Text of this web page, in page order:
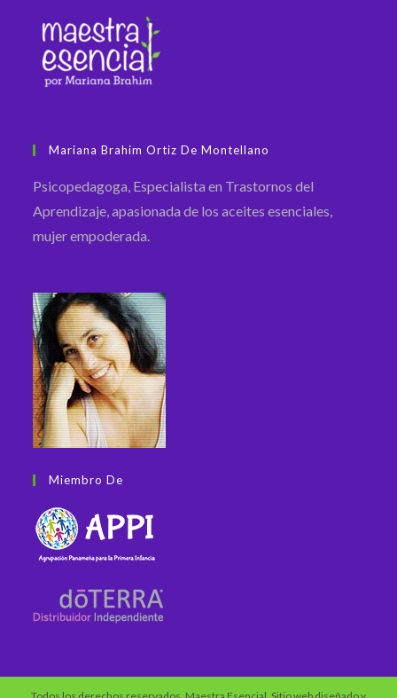
Mariana Brahim Ortiz De Montellano
Psicopedagoga, Especialista en Trastornos del
Aprendizaje, apasionada de los aceites esenciales,
mujer empoderada.
Miembro De